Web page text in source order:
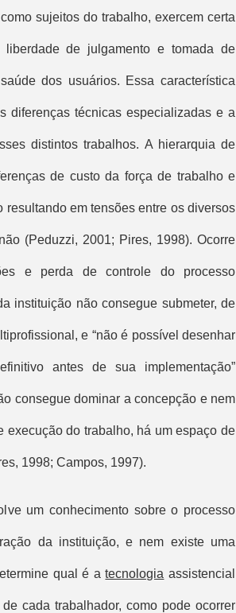
sujeitos do trabalho, exercem certa
liberdade de julgamento e tomada de
dos usuários. Essa característica
diferenças técnicas especializadas e a
distintos trabalhos. A hierarquia de
de custo da força de trabalho e
em tensões entre os diversos
(Peduzzi, 2001; Pires, 1998). Ocorre
e perda de controle do processo
instituição não consegue submeter, de
e “não é possível desenhar
antes de sua implementação”
consegue dominar a concepção e nem
execução do trabalho, há um espaço de
1998; Campos, 1997).
um conhecimento sobre o processo
da instituição, e nem existe uma
qual é atecnologia assistencial
cada trabalhador, como pode ocorrer